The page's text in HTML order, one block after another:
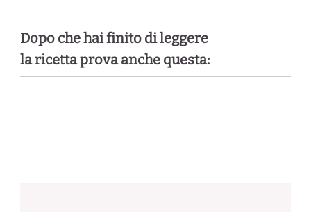
Dopo che hai finito di leggere
la ricetta prova anche questa: